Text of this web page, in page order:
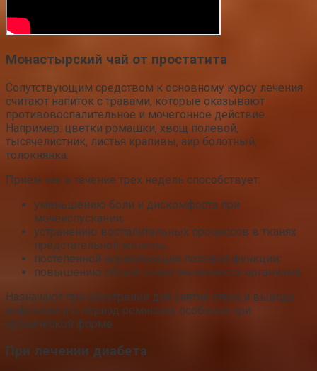
Монастырский чай от простатита
Сопутствующим средством к основному курсу лечения
считают напиток с травами, которые оказывают
противовоспалительное и мочегонное действие.
Например: цветки ромашки, хвощ полевой,
тысячелистник, листья крапивы, аир болотный,
толокнянка.
Прием чая в течение трех недель способствует:
уменьшению боли и дискомфорта при
мочеиспускании;
устранению воспалительных процессов в тканях
предстательной железы;
постепенной нормализации половой функции;
повышению общей сопротивляемости организма.
Назначают при обострении для снятия отека и вывода
инфекции и в период ремиссии, особенно при
хронической форме.
При лечении диабета